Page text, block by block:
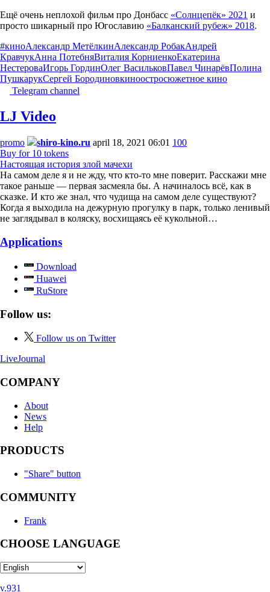
Ещё очень неплохой фильм про Донбасс «Солнцепёк» 2021 и
просто шикарный про Югославию «Балканский рубеж» 2018.
#киноАлександр МетёлкинАлександр РобакАндрей
КравчукАнна ПотебняВиталия КорниенкоЕкатерина
НестероваИгорь ГординОлег ВасильковПавел ЧинарёвПолина
ПушкарукСергей Бородиновкиноостросюжетное кино
Telegram channel
LJ Video
promo shiro-kino.ru april 18, 2021 06:01 100
Buy for 10 tokens
Настоящая история злой мачехи
На самом деле я и не жду, что кто-то мне поверит. Расскажи мне
такое раньше — первая засмеяла бы. А начиналось всё, как в
сказке. И кто же знал, что чудища на самом деле существуют?
Когда я выходила на дежурную прогулку в парк, только ленивый
не заглядывал в коляску, восхищаясь её кукольной…
Applications
Download
Huawei
RuStore
Follow us:
Follow us on Twitter
LiveJournal
COMPANY
About
News
Help
PRODUCTS
"Share" button
COMMUNITY
Frank
CHOOSE LANGUAGE
v.931